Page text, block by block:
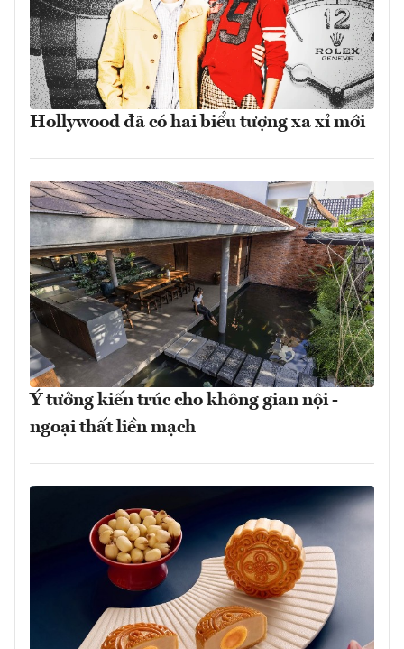
Hollywood đã có hai biểu tượng xa xỉ mới
Ý tưởng kiến trúc cho không gian nội -
ngoại thất liền mạch